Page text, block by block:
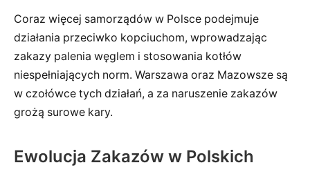
Coraz więcej samorządów w Polsce podejmuje
działania przeciwko kopciuchom, wprowadzając
zakazy palenia węglem i stosowania kotłów
niespełniających norm. Warszawa oraz Mazowsze są
w czołówce tych działań, a za naruszenie zakazów
grożą surowe kary.
Ewolucja Zakazów w Polskich